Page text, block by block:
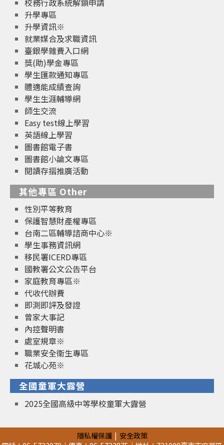
校務行政系統解鎖申請
升學專區
升學資訊※
就業媒合及求職資訊
臺銀學雜費入口網
獎(助)學金專區
學生匯款通知專區
體適能成績查詢
學生生涯輔導網
師生交流
Easy test線上學習
英語線上學習
圖書館電子書
圖書館小論文專區
閱讀存摺推廣活動
其他專區 Other
性別平等教育
保護智慧財產權專區
台南二區輔導諮商中心※
學生事務資訊網
移民署ICERD專區
國教署公文公告平台
家庭教育專區※
代收代辦費
即測即評及發證
曾家大事記
內控聲明書
處室規章※
職業安全衛生專區
花城心苑※
全國童軍大露營
2025全國高級中等學校童軍大露營
隱私權保護
安全政策